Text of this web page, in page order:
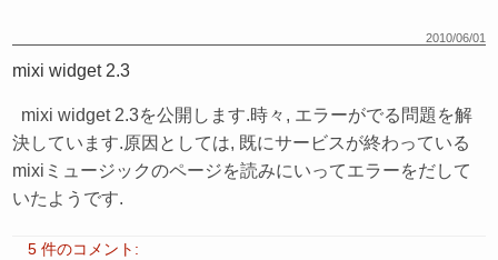
2010/06/01
mixi widget 2.3
mixi widget 2.3を公開します.時々, エラーがでる問題を解
決しています.原因としては, 既にサービスが終わっている
mixiミュージックのページを読みにいってエラーをだして
いたようです.
5 件のコメント: